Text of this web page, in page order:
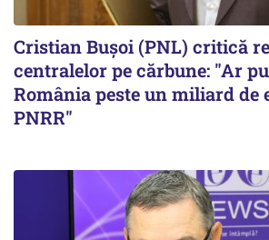
Cristian Bușoi (PNL) critică
centralelor pe cărbune: "Ar
România peste un miliard de
PNRR"